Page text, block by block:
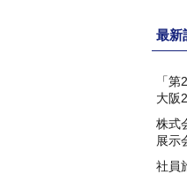
最新
「
大阪
株式
展示
社員